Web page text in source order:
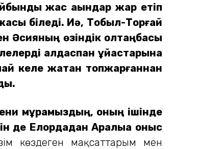
жас ақындар жарқ етіп
біледі. Иә, Тобыл-Торғай
өзіндік қолтаңбасы
алдаспан ұйқастарына
келе жатқан топжарғаннан
мұрамыздың, оның ішінде
Елордадан Арқалыққа қоныс
көздеген мақсаттарым мен